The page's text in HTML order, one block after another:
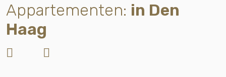
Appartementen: in Den
Haag